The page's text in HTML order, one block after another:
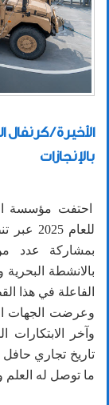
الأخيرة /
بالإنجازات
احتفت مؤسسة
للعام
بمشاركة عدد
بالانشطة
الفاعلة في هذا
وعرضت الجهات
وآخر الابتكارات
تاريخ تجاري
ما توصل له العلم